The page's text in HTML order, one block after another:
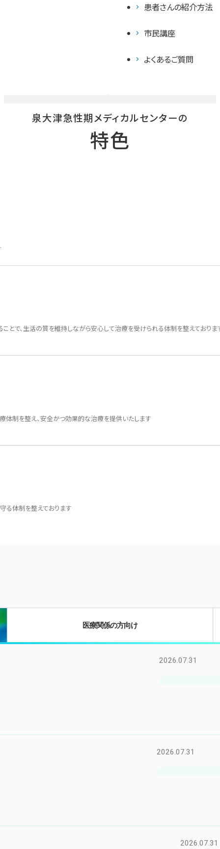
放射線治療センター
中央検査部
患者さんの紹介方法
市民講座
よくあるご質問
泉大津急性期メディカルセンターの
特色
とで、生活の質を維持しながら安心して治療を受けられる体制を整えておりま
体制を整え、安全かつ効果的な治療を提供いたします
る体制を整えております
医療関係の方向け
2026.07.31
2026.07.31
2026.07.31